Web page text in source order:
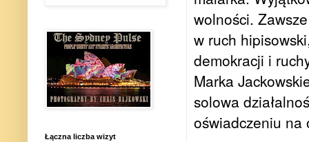
wolności.
w ruch
demokracji i
Marka
solowa
oświadczeniu na
Łączna liczba wizyt